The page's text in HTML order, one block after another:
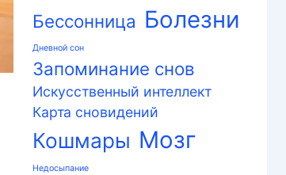
Бессонница Болезни
Дневной сон
Запоминание снов
Искусственный интеллект
Карта сновидений
Кошмары Мозг
Недосыпание